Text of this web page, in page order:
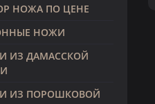
НОЖА ПО ЦЕНЕ
НОЖИ
ИЗ ДАМАССКОЙ
ИЗ ПОРОШКОВОЙ